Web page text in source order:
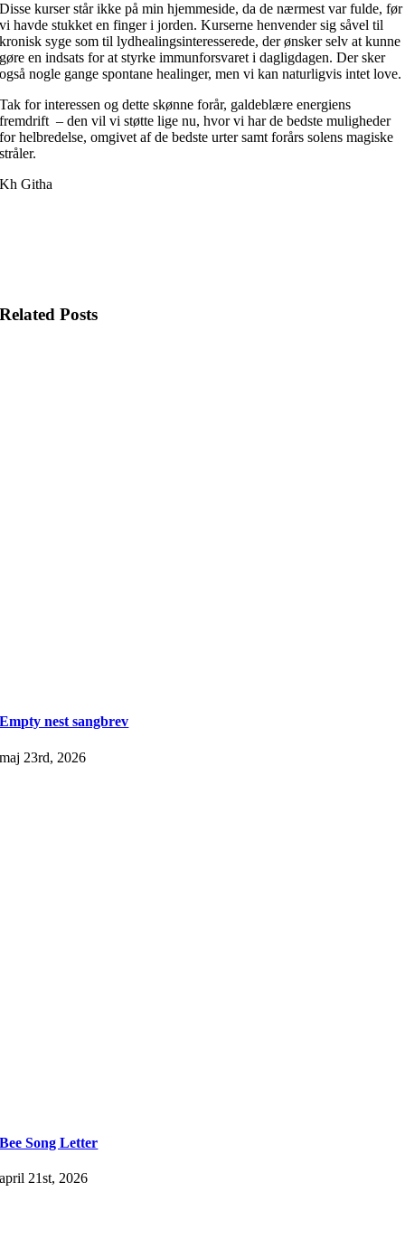
Disse kurser står ikke på min hjemmeside, da de nærmest var fulde, før
vi havde stukket en finger i jorden. Kurserne henvender sig såvel til
kronisk syge som til lydhealingsinteresserede, der ønsker selv at kunne
gøre en indsats for at styrke immunforsvaret i dagligdagen. Der sker
også nogle gange spontane healinger, men vi kan naturligvis intet love.
Tak for interessen og dette skønne forår, galdeblære energiens
fremdrift – den vil vi støtte lige nu, hvor vi har de bedste muligheder
for helbredelse, omgivet af de bedste urter samt forårs solens magiske
stråler.
Kh Githa
Related Posts
Empty nest sangbrev
maj 23rd, 2026
Bee Song Letter
april 21st, 2026